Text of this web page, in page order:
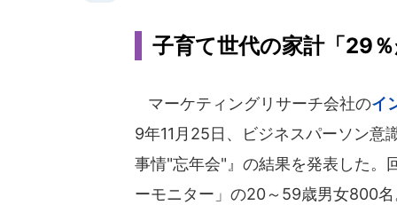
子育て世代の家計「29
マーケティングリサーチ会社のイ
9年11月25日、ビジネスパーソン意
事情"忘年会"』の結果を発表した。
ーモニター」の20～59歳男女800名